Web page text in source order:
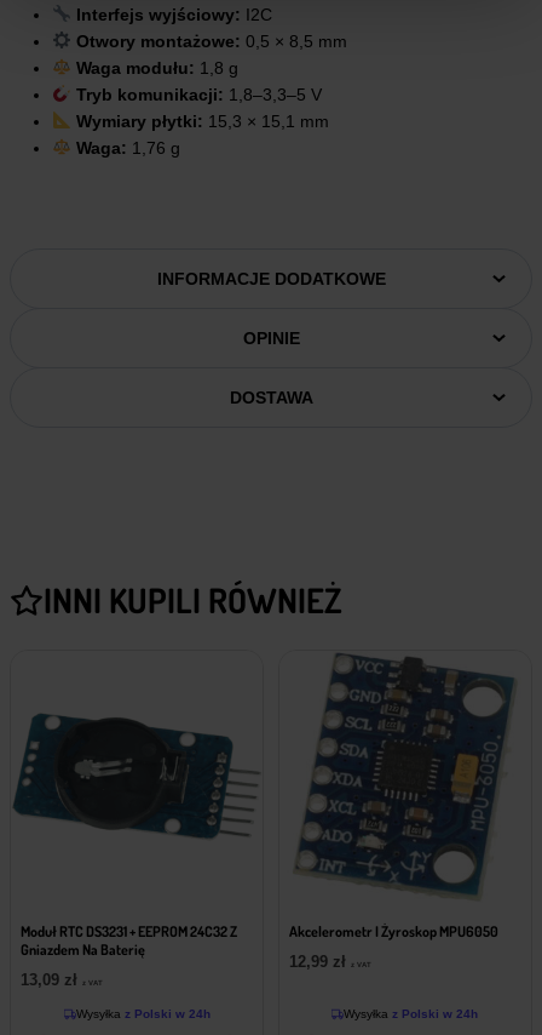
Interfejs wyjściowy: I2C
Otwory montażowe: 0,5 × 8,5 mm
Waga modułu: 1,8 g
Tryb komunikacji: 1,8–3,3–5 V
Wymiary płytki: 15,3 × 15,1 mm
Waga: 1,76 g
INFORMACJE DODATKOWE
OPINIE
DOSTAWA
INNI KUPILI RÓWNIEŻ
Moduł RTC DS3231 + EEPROM 24C32 Z
Gniazdem Na Baterię
13,09 zł z VAT
Wysyłka z Polski w 24h
Akcelerometr I Żyroskop MPU6050
12,99 zł z VAT
Wysyłka z Polski w 24h